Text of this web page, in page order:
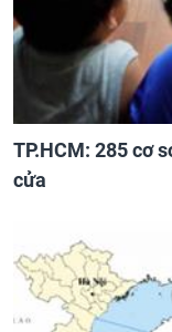
TP.HCM: 285 cơ
cửa